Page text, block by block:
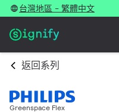
台灣地區 - 繁體中文
返回系列
Greenspace Flex